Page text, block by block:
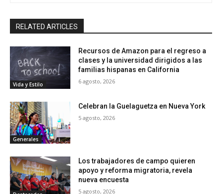
RELATED ARTICLES
Vida y Estilo
Recursos de Amazon para el regreso a
clases y la universidad dirigidos a las
familias hispanas en California
6 agosto, 2026
Generales
Celebran la Guelaguetza en Nueva York
5 agosto, 2026
Los trabajadores de campo quieren
apoyo y reforma migratoria, revela
nueva encuesta
5 agosto, 2026